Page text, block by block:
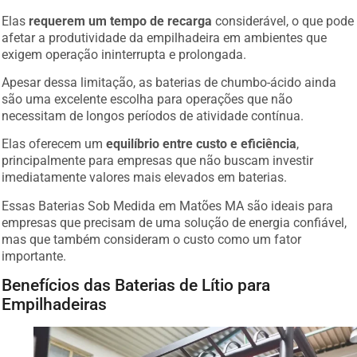
Elas requerem um tempo de recarga considerável, o que pode
afetar a produtividade da empilhadeira em ambientes que
exigem operação ininterrupta e prolongada.
Apesar dessa limitação, as baterias de chumbo-ácido ainda
são uma excelente escolha para operações que não
necessitam de longos períodos de atividade contínua.
Elas oferecem umequilíbrio entre custo e eficiência,
principalmente para empresas que não buscam investir
imediatamente valores mais elevados em baterias.
Essas Baterias Sob Medida em Matões MA são ideais para
empresas que precisam de uma solução de energia confiável,
mas que também consideram o custo como um fator
importante.
Benefícios das Baterias de Lítio para
Empilhadeiras